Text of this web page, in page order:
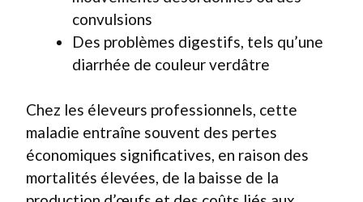
convulsions
Des problèmes digestifs, tels qu’une
diarrhée de couleur verdâtre
Chez les éleveurs professionnels, cette
maladie entraîne souvent des pertes
économiques significatives, en raison des
mortalités élevées, de la baisse de la